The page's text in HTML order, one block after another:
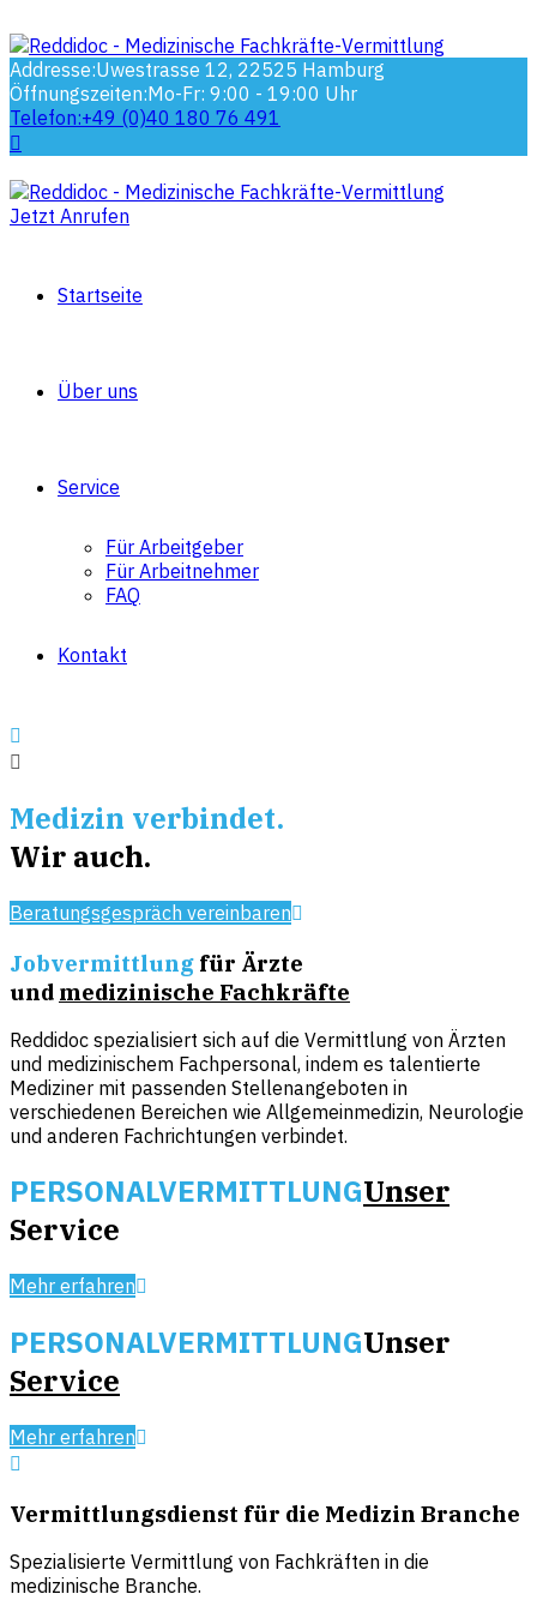
Addresse:Uwestrasse 12, 22525 Hamburg
Öffnungszeiten:Mo-Fr: 9:00 - 19:00 Uhr
Telefon:+49 (0)40 180 76 491
Jetzt Anrufen
Startseite
Über uns
Service
Für Arbeitgeber
Für Arbeitnehmer
FAQ
Kontakt
Medizin verbindet.
Wir auch.
Beratungsgespräch vereinbaren
Jobvermittlung für Ärzte
und medizinische Fachkräfte
Reddidoc spezialisiert sich auf die Vermittlung von Ärzten
und medizinischem Fachpersonal, indem es talentierte
Mediziner mit passenden Stellenangeboten in
verschiedenen Bereichen wie Allgemeinmedizin, Neurologie
und anderen Fachrichtungen verbindet.
PERSONALVERMITTLUNGUnser
Service
Mehr erfahren
PERSONALVERMITTLUNGUnser
Service
Mehr erfahren
Vermittlungsdienst für die Medizin Branche
Spezialisierte Vermittlung von Fachkräften in die
medizinische Branche.